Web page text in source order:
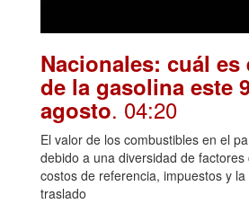
Nacionales: cuál es
de la gasolina este
agosto. 04:20
El valor de los combustibles en el
debido a una diversidad de factores
costos de referencia, impuestos y
traslado